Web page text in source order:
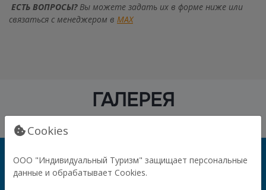
ЕСТЬ ВОПРОСЫ?Вы можете задать их в форме ниже или
связаться с менеджером в МАХ
ГАЛЕРЕЯ
Cookies
ООО "Индивидуальный Туризм" защищает персональные
данные и обрабатывает Cookies.